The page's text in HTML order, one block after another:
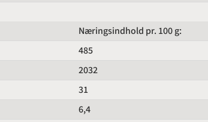
Næringsindhold pr. 100 g:
485
2032
31
6,4